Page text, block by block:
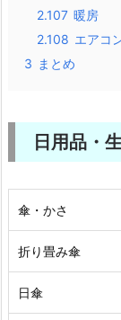
2.107 暖房
2.108 エアコ
3 まとめ
日用品・
傘・かさ
折り畳み傘
日傘